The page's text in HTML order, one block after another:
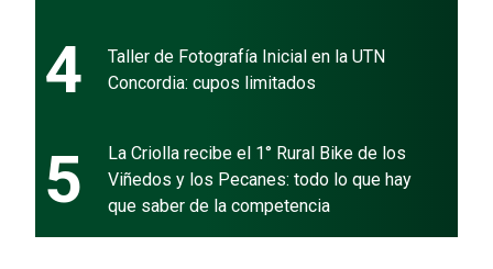
4
Taller de Fotografía Inicial en la UTN
Concordia: cupos limitados
5
La Criolla recibe el 1° Rural Bike de los
Viñedos y los Pecanes: todo lo que hay
que saber de la competencia